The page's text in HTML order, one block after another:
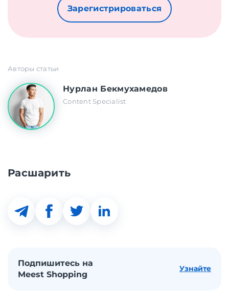
Зарегистрироваться
Авторы статьи
Нурлан Бекмухамедов
Content Specialist
Расшарить
Подпишитесь на
Meest Shopping
Узнайте